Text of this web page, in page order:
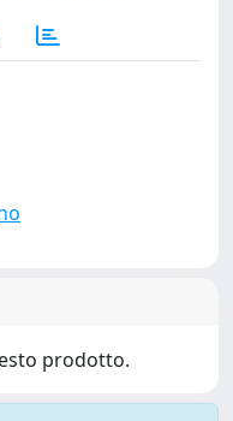
prodotto.